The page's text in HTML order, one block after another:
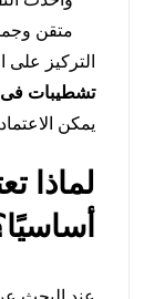
متقن
التركيز
تشطيبات فى
يمكن
لماذا